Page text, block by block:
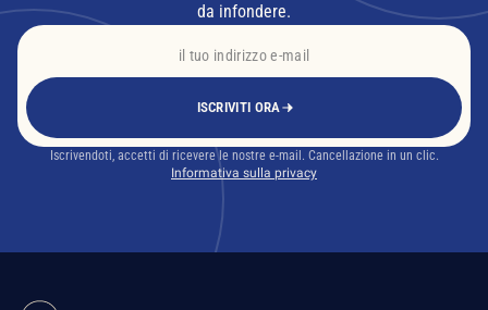
da infondere.
ISCRIVITI ORA
Iscrivendoti, accetti di ricevere le nostre e-mail. Cancellazione in un clic.
Informativa sulla privacy